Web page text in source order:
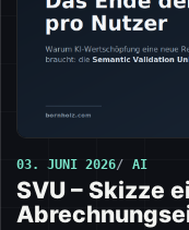
03. JUNI 2026 AI
SVU – Skizze